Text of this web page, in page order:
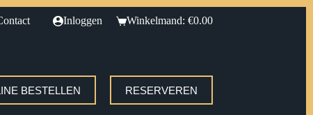
Inloggen Winkelmand: €0.00
BESTELLEN RESERVEREN